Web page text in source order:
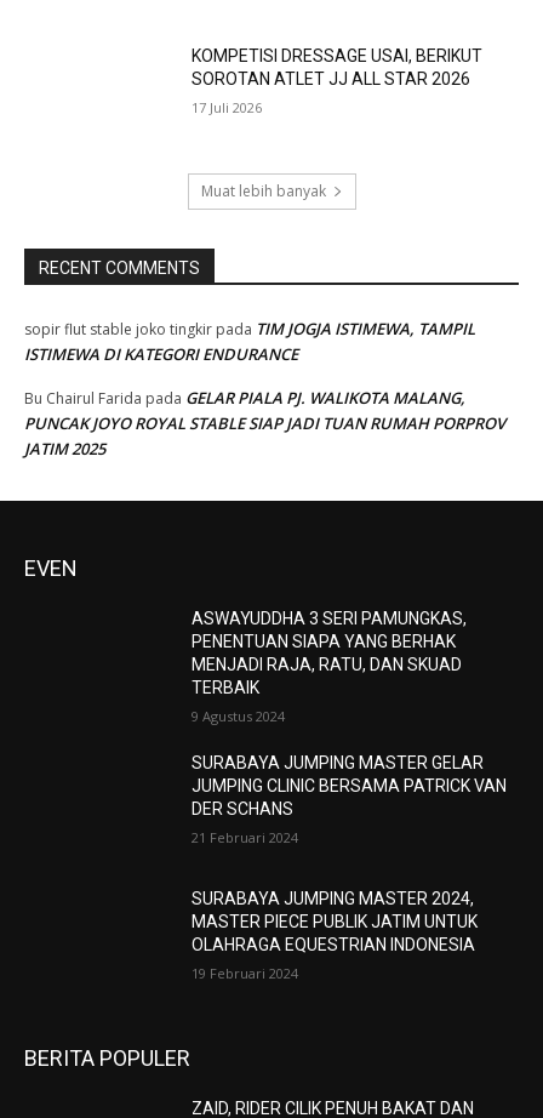
KOMPETISI DRESSAGE USAI, BERIKUT
SOROTAN ATLET JJ ALL STAR 2026
17 Juli 2026
Muat lebih banyak
RECENT COMMENTS
sopir flut stable joko tingkir pada TIM JOGJA ISTIMEWA, TAMPIL
ISTIMEWA DI KATEGORI ENDURANCE
Bu Chairul Farida pada GELAR PIALA PJ. WALIKOTA MALANG,
PUNCAK JOYO ROYAL STABLE SIAP JADI TUAN RUMAH PORPROV
JATIM 2025
EVEN
ASWAYUDDHA 3 SERI PAMUNGKAS,
PENENTUAN SIAPA YANG BERHAK
MENJADI RAJA, RATU, DAN SKUAD
TERBAIK
9 Agustus 2024
SURABAYA JUMPING MASTER GELAR
JUMPING CLINIC BERSAMA PATRICK VAN
DER SCHANS
21 Februari 2024
SURABAYA JUMPING MASTER 2024,
MASTER PIECE PUBLIK JATIM UNTUK
OLAHRAGA EQUESTRIAN INDONESIA
19 Februari 2024
BERITA POPULER
ZAID, RIDER CILIK PENUH BAKAT DAN